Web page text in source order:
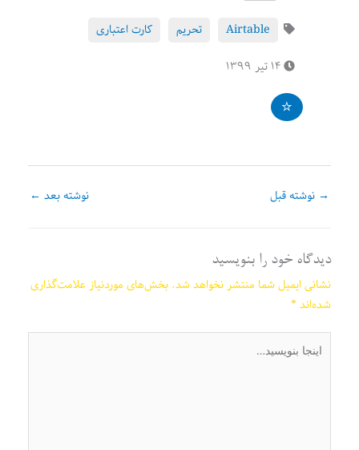
Airtable تحریم
کارت اعتباری
→ نوشته قبل نوشته بعد ←
دیدگاه‌ خود را بنویسید
نشانی ایمیل شما منتشر نخواهد شد. بخش‌های موردنیاز علامت‌گذاری
شده‌اند*
اینجا
بنویسید…